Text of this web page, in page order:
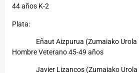
44 años K-2
Plata:
Eñaut Aizpurua (Zumaiako Urola
Hombre Veterano 45-49 años
Javier Lizancos (Zumaiako Urola